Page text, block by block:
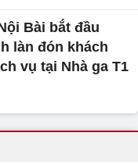
Bài bắt đầu
làn đón khách
vụ tại Nhà ga T1